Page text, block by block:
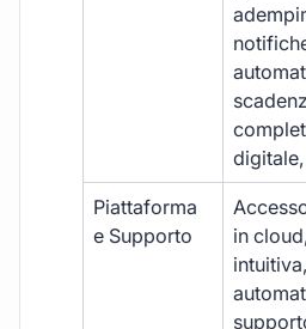
Piattaforma
e Supporto
in